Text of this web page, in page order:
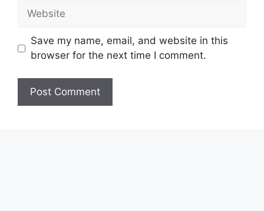
Website
Save my name, email, and website in this
browser for the next time I comment.